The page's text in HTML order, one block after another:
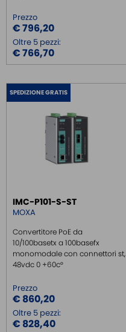
Prezzo
€ 796,20
Oltre 5 pezzi:
€ 766,70
SPEDIZIONE GRATIS
IMC-P101-S-ST
MOXA
Convertitore PoE da
10/100basetx a 100basefx
monomodale con connettori st,
48vdc 0 +60c°
Prezzo
€ 860,20
Oltre 5 pezzi:
€ 828,40